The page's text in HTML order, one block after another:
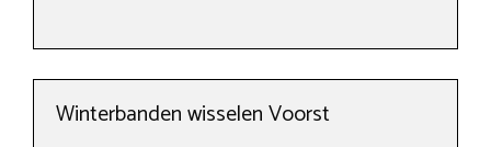
Winterbanden wisselen Voorst